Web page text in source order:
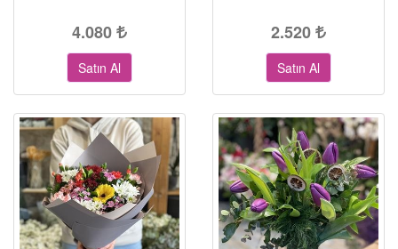
4.080
Satın Al
2.520
Satın Al